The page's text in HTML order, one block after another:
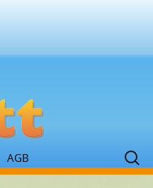
AGB
Suchen
nach: